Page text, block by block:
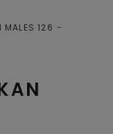
MALES 126